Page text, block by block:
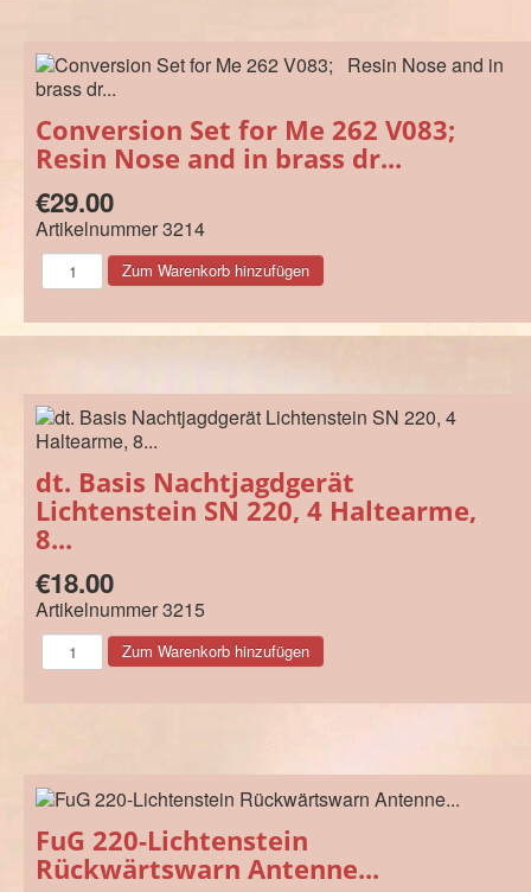
Conversion Set for Me 262 V083;
Resin Nose and in brass dr...
€29.00
Artikelnummer3214
dt. Basis Nachtjagdgerät
Lichtenstein SN 220, 4 Haltearme,
8...
€18.00
Artikelnummer3215
FuG 220-Lichtenstein
Rückwärtswarn Antenne...